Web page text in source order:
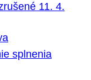
11. 4.
splnenia